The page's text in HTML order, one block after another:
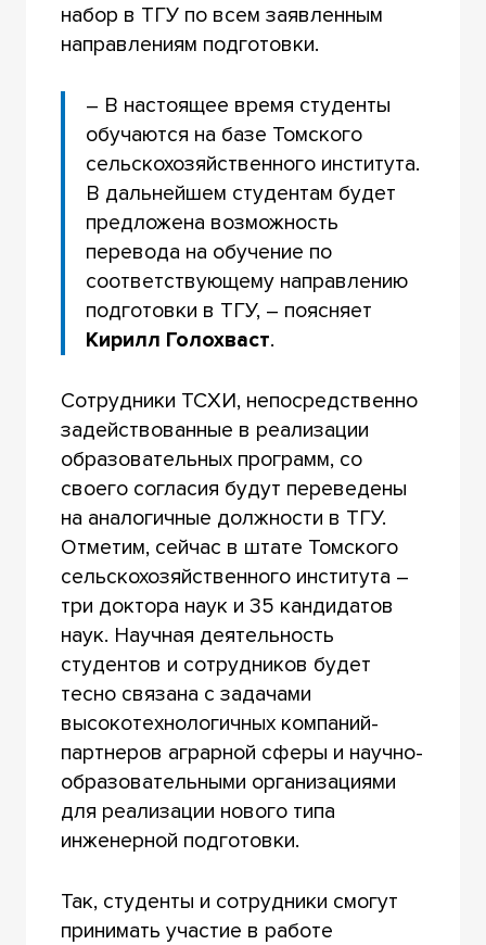
набор в ТГУ по всем заявленным
направлениям подготовки.
– В настоящее время студенты
обучаются на базе Томского
сельскохозяйственного института.
В дальнейшем студентам будет
предложена возможность
перевода на обучение по
соответствующему направлению
подготовки в ТГУ, – поясняет
Кирилл Голохваст.
Сотрудники ТСХИ, непосредственно
задействованные в реализации
образовательных программ, со
своего согласия будут переведены
на аналогичные должности в ТГУ.
Отметим, сейчас в штате Томского
сельскохозяйственного института –
три доктора наук и 35 кандидатов
наук. Научная деятельность
студентов и сотрудников будет
тесно связана с задачами
высокотехнологичных компаний-
партнеров аграрной сферы и научно-
образовательными организациями
для реализации нового типа
инженерной подготовки.
Так, студенты и сотрудники смогут
принимать участие в работе